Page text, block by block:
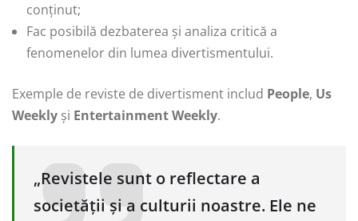
conținut;
Fac posibilă dezbaterea și analiza critică a
fenomenelor din lumea divertismentului.
Exemple de reviste de divertisment includ People, Us
Weekly și Entertainment Weekly.
„Revistele sunt o reflectare a
societății și a culturii noastre. Ele ne